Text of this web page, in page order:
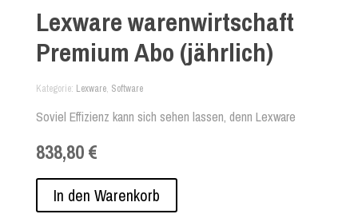
Lexware warenwirtschaft
Premium Abo (jährlich)
Kategorie Lexware, Software
Soviel Effizienz kann sich sehen lassen, denn Lexware
Ergebnisse. Ganz egal, ob es um Ihre Auftragsbearbeitung,
Rechnungsstellung, Projektverwaltung oder um das 3-
stufigen Mahnwesen geht - mit Lexware Warenwirtschaft
Premium haben Sie einen Profi an Ihrer Seite.
838,80 €
In den Warenkorb